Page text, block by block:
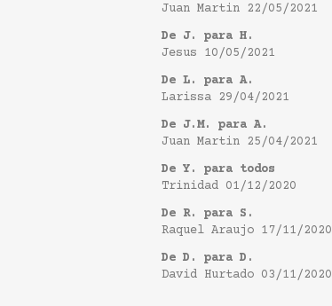
Juan Martin 22/05/2021
De J. para H.
Jesus 10/05/2021
De L. para A.
Larissa 29/04/2021
De J.M. para A.
Juan Martin 25/04/2021
De Y. para todos
Trinidad 01/12/2020
De R. para S.
Raquel Araujo 17/11/2020
De D. para D.
David Hurtado 03/11/2020